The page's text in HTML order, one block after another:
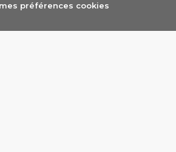
préférences cookies